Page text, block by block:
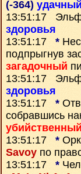
(-364) удачный
13:51:17
здоровья
13:51:17 *
подпрыгнув
загадочный
13:51:17
здоровья
13:51:17 *
собравшись
убийственный
13:51:17 * Орк
Savoy по
13:51:17 *